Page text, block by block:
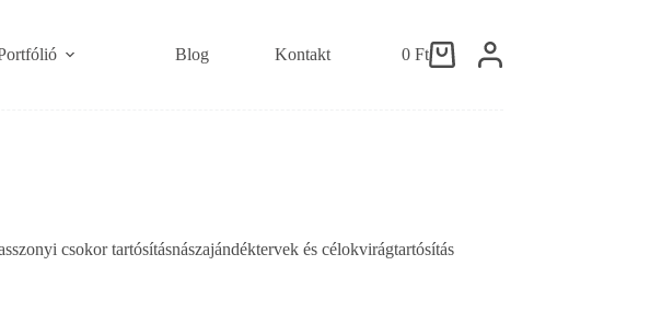
Blog Kontakt
Shopping
0 Ft
csokor tartósításnászajándéktervek és célokvirágtartósítás